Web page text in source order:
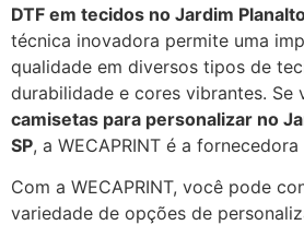
DTF em tecidos no Jardim
técnica inovadora permite uma
qualidade em diversos tipos de
durabilidade e cores vibrantes. Se
camisetas para personalizar no
SP, a WECAPRINT é a
Com a WECAPRINT, você pode
variedade de opções de